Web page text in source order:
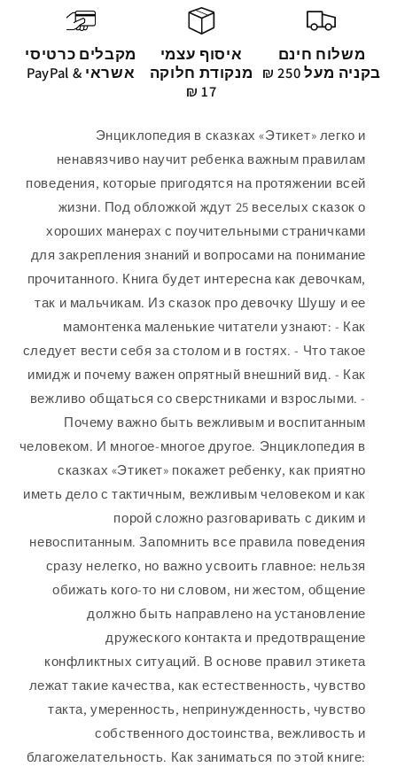
משלוח חינם
בקניה מעל 250 ₪
איסוף עצמי
מנקודת חלוקה
17 ₪
מקבלים כרטיסי
אשראי & PayPal
Энциклопедия в сказках «Этикет» легко и
ненавязчиво научит ребенка важным правилам
поведения, которые пригодятся на протяжении всей
жизни. Под обложкой ждут 25 веселых сказок о
хороших манерах с поучительными страничками
для закрепления знаний и вопросами на понимание
прочитанного. Книга будет интересна как девочкам,
так и мальчикам. Из сказок про девочку Шушу и ее
мамонтенка маленькие читатели узнают: - Как
следует вести себя за столом и в гостях. - Что такое
имидж и почему важен опрятный внешний вид. - Как
вежливо общаться со сверстниками и взрослыми. -
Почему важно быть вежливым и воспитанным
человеком. И многое-многое другое. Энциклопедия в
сказках «Этикет» покажет ребенку, как приятно
иметь дело с тактичным, вежливым человеком и как
порой сложно разговаривать с диким и
невоспитанным. Запомнить все правила поведения
сразу нелегко, но важно усвоить главное: нельзя
обижать кого-то ни словом, ни жестом, общение
должно быть направлено на установление
дружеского контакта и предотвращение
конфликтных ситуаций. В основе правил этикета
лежат такие качества, как естественность, чувство
такта, умеренность, непринужденность, чувство
собственного достоинства, вежливость и
благожелательность. Как заниматься по этой книге: